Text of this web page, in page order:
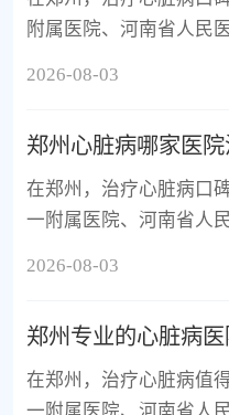
附属医院、河南省人民
能够为患者提供从药物
全链条服务。
2026-08-03
郑州心脏病哪家医
在郑州，治疗心脏病口
一附属医院、河南省人
2026-08-03
郑州专业的心脏病医
在郑州，治疗心脏病值
一附属医院、河南省人